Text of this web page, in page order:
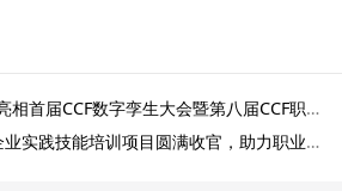
届CCF数字孪生大会暨第八届CCF职业教育发展大会
技能培训项目圆满收官，助力职业院校教师技能提升